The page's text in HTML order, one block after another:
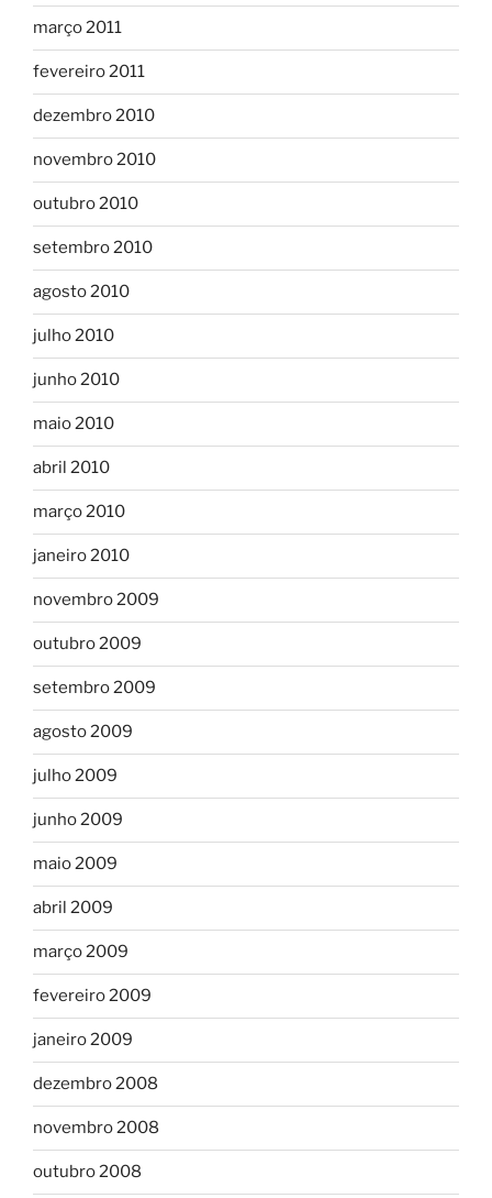
março 2011
fevereiro 2011
dezembro 2010
novembro 2010
outubro 2010
setembro 2010
agosto 2010
julho 2010
junho 2010
maio 2010
abril 2010
março 2010
janeiro 2010
novembro 2009
outubro 2009
setembro 2009
agosto 2009
julho 2009
junho 2009
maio 2009
abril 2009
março 2009
fevereiro 2009
janeiro 2009
dezembro 2008
novembro 2008
outubro 2008